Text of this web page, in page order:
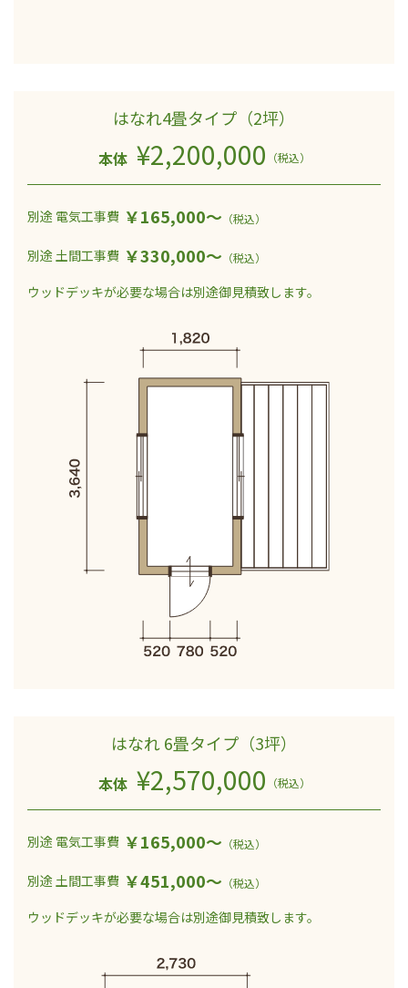
はなれ4畳タイプ（2坪）
本体 ¥2,200,000 （税込）
別途 電気工事費 ￥165,000～ （税込）
別途 土間工事費 ￥330,000～ （税込）
ウッドデッキが必要な場合は別途御見積致します。
はなれ 6畳タイプ（3坪）
本体 ¥2,570,000 （税込）
別途 電気工事費 ￥165,000～ （税込）
別途 土間工事費 ￥451,000～ （税込）
ウッドデッキが必要な場合は別途御見積致します。